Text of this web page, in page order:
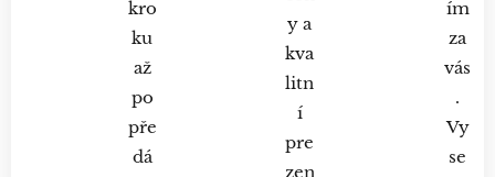
kro
ku
až
po
pře
dá
y a
kva
litn
í
pre
zen
ím
za
vás
.
Vy
se